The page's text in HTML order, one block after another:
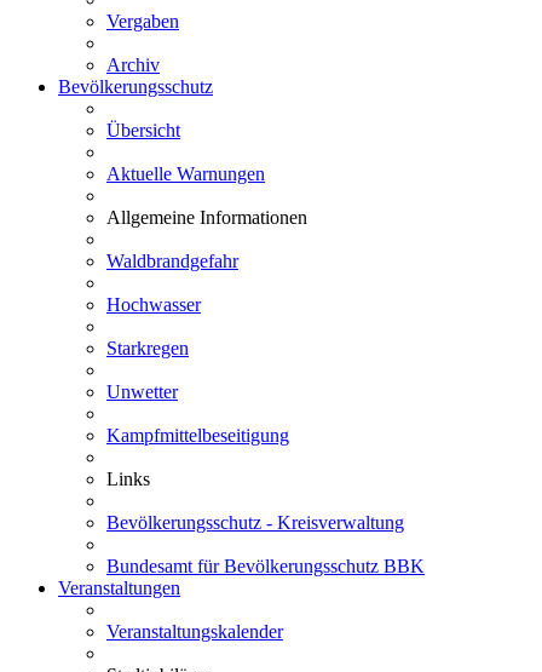
Vergaben
Archiv
Bevölkerungsschutz
Übersicht
Aktuelle Warnungen
Allgemeine Informationen
Waldbrandgefahr
Hochwasser
Starkregen
Unwetter
Kampfmittelbeseitigung
Links
Bevölkerungsschutz - Kreisverwaltung
Bundesamt für Bevölkerungsschutz BBK
Veranstaltungen
Veranstaltungskalender